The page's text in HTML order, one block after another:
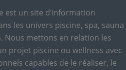
est un site d’information
les univers piscine, spa, sauna
Nous mettons en relation les
projet piscine ou wellness avec
capables de le réaliser, le